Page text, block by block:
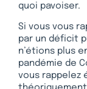
quoi pavoiser.
Si vous vous
par un déficit
n’étions plus
pandémie de
vous rappelez